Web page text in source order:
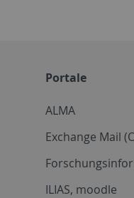
Portale
ALMA
Exchange Mail
ILIAS, moodle